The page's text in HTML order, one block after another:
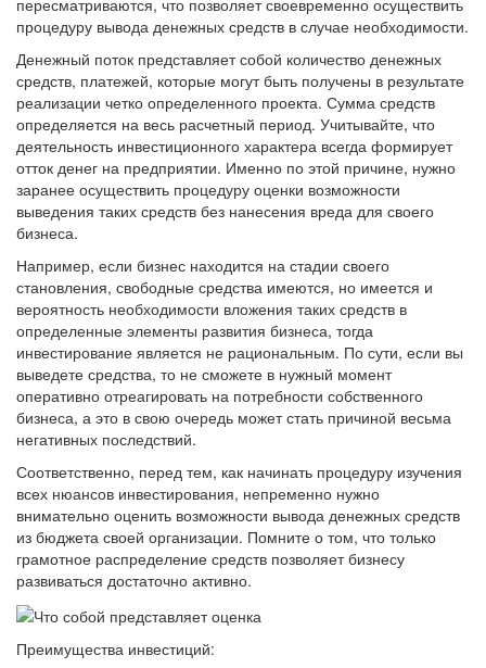
пересматриваются, что позволяет своевременно осуществить
процедуру вывода денежных средств в случае необходимости.
Денежный поток представляет собой количество денежных
средств, платежей, которые могут быть получены в результате
реализации четко определенного проекта. Сумма средств
определяется на весь расчетный период. Учитывайте, что
деятельность инвестиционного характера всегда формирует
отток денег на предприятии. Именно по этой причине, нужно
заранее осуществить процедуру оценки возможности
выведения таких средств без нанесения вреда для своего
бизнеса.
Например, если бизнес находится на стадии своего
становления, свободные средства имеются, но имеется и
вероятность необходимости вложения таких средств в
определенные элементы развития бизнеса, тогда
инвестирование является не рациональным. По сути, если вы
выведете средства, то не сможете в нужный момент
оперативно отреагировать на потребности собственного
бизнеса, а это в свою очередь может стать причиной весьма
негативных последствий.
Соответственно, перед тем, как начинать процедуру изучения
всех нюансов инвестирования, непременно нужно
внимательно оценить возможности вывода денежных средств
из бюджета своей организации. Помните о том, что только
грамотное распределение средств позволяет бизнесу
развиваться достаточно активно.
Преимущества инвестиций: